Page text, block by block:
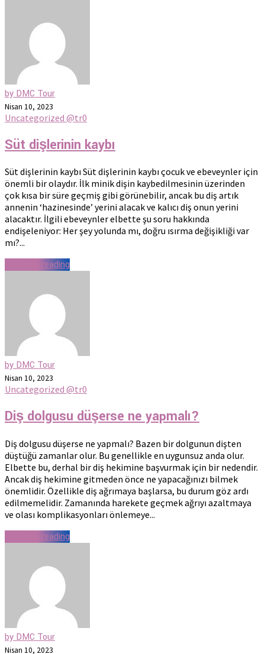
by DMC Tour
Nisan 10, 2023
Uncategorized @tr0
Süt dişlerinin kaybı
Süt dişlerinin kaybı Süt dişlerinin kaybı çocuk ve ebeveynler için
önemli bir olaydır. İlk minik dişin kaybedilmesinin üzerinden
çok kısa bir süre geçmiş gibi görünebilir, ancak bu diş artık
annenin ‘hazinesinde’ yerini alacak ve kalıcı diş onun yerini
alacaktır. İlgili ebeveynler elbette şu soru hakkında
endişeleniyor: Her şey yolunda mı, doğru ısırma değişikliği var
mı?...
Continue reading
by DMC Tour
Nisan 10, 2023
Uncategorized @tr0
Diş dolgusu düşerse ne yapmalı?
Diş dolgusu düşerse ne yapmalı? Bazen bir dolgunun dişten
düştüğü zamanlar olur. Bu genellikle en uygunsuz anda olur.
Elbette bu, derhal bir diş hekimine başvurmak için bir nedendir.
Ancak diş hekimine gitmeden önce ne yapacağınızı bilmek
önemlidir. Özellikle diş ağrımaya başlarsa, bu durum göz ardı
edilmemelidir. Zamanında harekete geçmek ağrıyı azaltmaya
ve olası komplikasyonları önlemeye...
Continue reading
by DMC Tour
Nisan 10, 2023